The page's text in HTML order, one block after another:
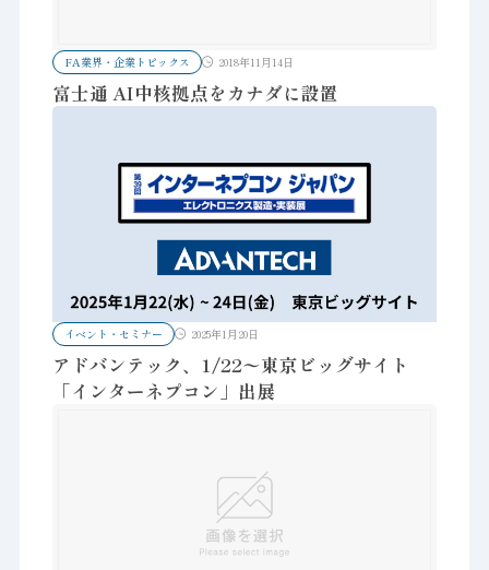
FA業界・企業トピックス 2018年11月14日
富士通 AI中核拠点をカナダに設置
イベント・セミナー 2025年1月20日
アドバンテック、1/22〜東京ビッグサイト
「インターネプコン」出展